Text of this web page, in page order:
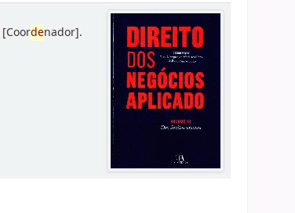
[Coordenador].